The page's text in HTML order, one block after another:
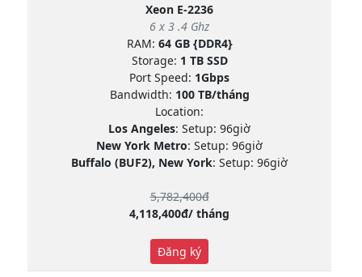
Xeon E-2236
6 x 3 .4 Ghz
RAM: 64 GB {DDR4}
Storage: 1 TB SSD
Port Speed: 1Gbps
Bandwidth: 100 TB/tháng
Location:
Los Angeles: Setup: 96giờ
New York Metro: Setup: 96giờ
Buffalo (BUF2), New York: Setup: 96giờ
5,782,400đ
4,118,400đ/ tháng
Đăng ký